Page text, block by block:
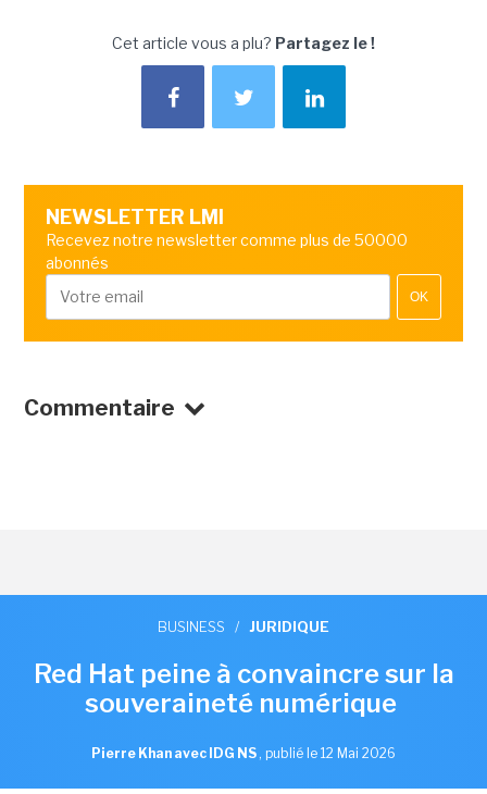
Cet article vous a plu? Partagez le !
NEWSLETTER LMI
Recevez notre newsletter comme plus de 50000
abonnés
OK
Commentaire
BUSINESS / JURIDIQUE
Red Hat peine à convaincre sur la
souveraineté numérique
Pierre Khan avec IDG NS , publié le 12 Mai 2026